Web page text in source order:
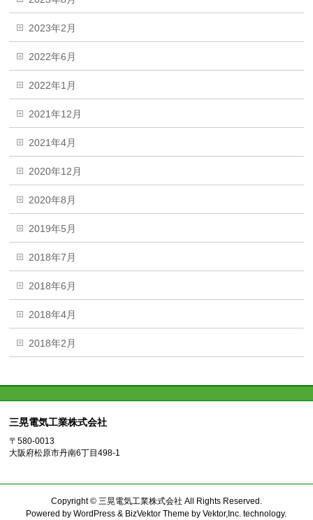
2023年2月
2022年6月
2022年1月
2021年12月
2021年4月
2020年12月
2020年8月
2019年5月
2018年7月
2018年6月
2018年4月
2018年2月
三晃電気工業株式会社
〒580-0013
大阪府松原市丹南6丁目498-1
Copyright © 三晃電気工業株式会社 All Rights Reserved.
Powered byWordPress & BizVektor Theme byVektor,Inc. technology.